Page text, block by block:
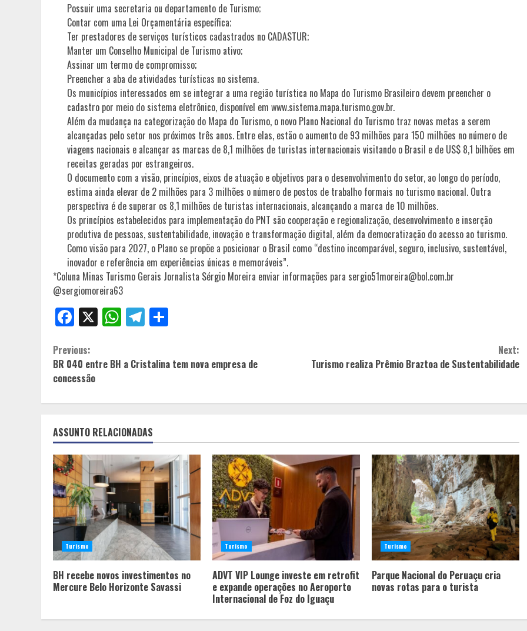
Possuir uma secretaria ou departamento de Turismo;
Contar com uma Lei Orçamentária específica;
Ter prestadores de serviços turísticos cadastrados no CADASTUR;
Manter um Conselho Municipal de Turismo ativo;
Assinar um termo de compromisso;
Preencher a aba de atividades turísticas no sistema.
Os municípios interessados em se integrar a uma região turística no Mapa do Turismo Brasileiro devem preencher o
cadastro por meio do sistema eletrônico, disponível em www.sistema.mapa.turismo.gov.br.
Além da mudança na categorização do Mapa do Turismo, o novo Plano Nacional do Turismo traz novas metas a serem
alcançadas pelo setor nos próximos três anos. Entre elas, estão o aumento de 93 milhões para 150 milhões no número de
viagens nacionais e alcançar as marcas de 8,1 milhões de turistas internacionais visitando o Brasil e de US$ 8,1 bilhões em
receitas geradas por estrangeiros.
O documento com a visão, princípios, eixos de atuação e objetivos para o desenvolvimento do setor, ao longo do período,
estima ainda elevar de 2 milhões para 3 milhões o número de postos de trabalho formais no turismo nacional. Outra
perspectiva é de superar os 8,1 milhões de turistas internacionais, alcançando a marca de 10 milhões.
Os princípios estabelecidos para implementação do PNT são cooperação e regionalização, desenvolvimento e inserção
produtiva de pessoas, sustentabilidade, inovação e transformação digital, além da democratização do acesso ao turismo.
Como visão para 2027, o Plano se propõe a posicionar o Brasil como “destino incomparável, seguro, inclusivo, sustentável,
inovador e referência em experiências únicas e memoráveis”.
*Coluna Minas Turismo Gerais Jornalista Sérgio Moreira enviar informações para sergio51moreira@bol.com.br
@sergiomoreira63
Facebook
X WhatsApp
Telegram
Continue
Reading
Previous:
BR 040 entre BH a Cristalina tem nova empresa de
concessão
Next:
Turismo realiza Prêmio Braztoa de Sustentabilidade
ASSUNTO RELACIONADAS
Turismo
BH recebe novos investimentos no
Mercure Belo Horizonte Savassi
Turismo
ADVT VIP Lounge investe em retrofit
e expande operações no Aeroporto
Internacional de Foz do Iguaçu
Turismo
Parque Nacional do Peruaçu cria
novas rotas para o turista